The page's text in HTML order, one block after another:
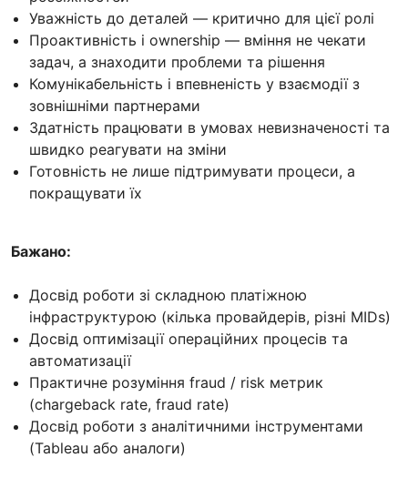
Уважність до деталей — критично для цієї ролі
Проактивність і ownership — вміння не чекати
задач, а знаходити проблеми та рішення
Комунікабельність і впевненість у взаємодії з
зовнішніми партнерами
Здатність працювати в умовах невизначеності та
швидко реагувати на зміни
Готовність не лише підтримувати процеси, а
покращувати їх
Бажано:
Досвід роботи зі складною платіжною
інфраструктурою (кілька провайдерів, різні MIDs)
Досвід оптимізації операційних процесів та
автоматизації
Практичне розуміння fraud / risk метрик
(chargeback rate, fraud rate)
Досвід роботи з аналітичними інструментами
(Tableau або аналоги)